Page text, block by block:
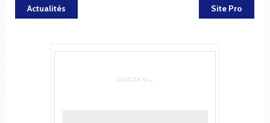
Actualités Site Pro